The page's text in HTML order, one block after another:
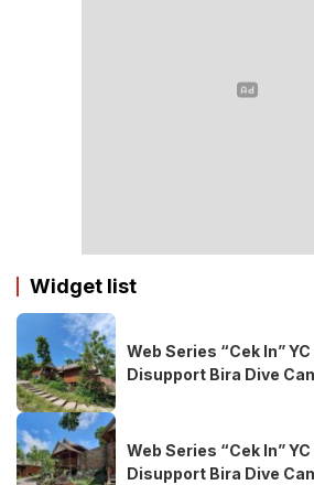
Widget list
Web Series “Cek In”
Disupport Bira Dive
Web Series “Cek In”
Disupport Bira Dive